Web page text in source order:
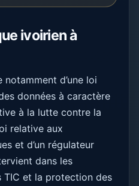
ivoirien à
notamment d’une loi
données à caractère
à la lutte contre la
relative aux
et d’un régulateur
dans les
TIC et la protection des